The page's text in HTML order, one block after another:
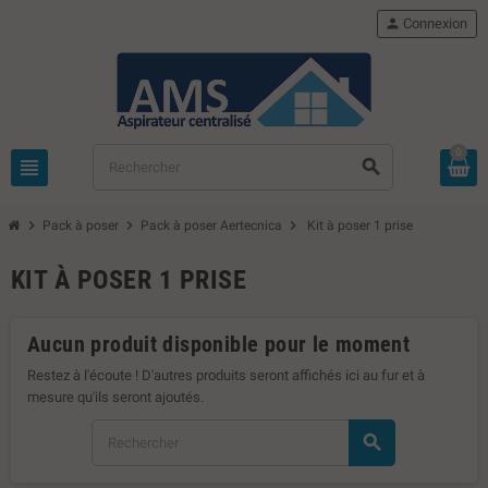
view_headline search
person Connexion
chevron_right Pack à poser chevron_right Pack à poser Aertecnica chevron_right Kit à poser 1 prise
KIT À POSER 1 PRISE
Aucun produit disponible pour le moment
Restez à l'écoute ! D'autres produits seront affichés ici au fur et à
mesure qu'ils seront ajoutés.
search